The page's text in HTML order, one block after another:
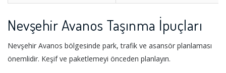
Nevşehir Avanos Taşınma İpuçları
Nevşehir Avanos bölgesinde park, trafik ve asansör planlaması
önemlidir. Keşif ve paketlemeyi önceden planlayın.